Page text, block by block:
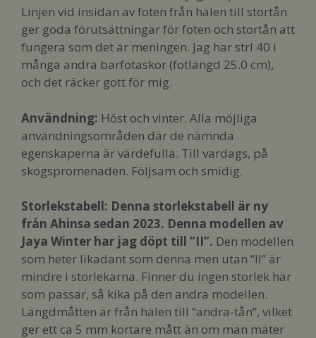
Linjen vid insidan av foten från hälen till stortån
ger goda förutsättningar för foten och stortån att
fungera som det är meningen. Jag har strl 40 i
många andra barfotaskor (fotlängd 25.0 cm),
och det räcker gott för mig.
Användning: Höst och vinter. Alla möjliga
användningsområden där de nämnda
egenskaperna är värdefulla. Till vardags, på
skogspromenaden. Följsam och smidig.
Storlekstabell: Denna storlekstabell är ny
från Ahinsa sedan 2023. Denna modellen av
Jaya Winter har jag döpt till “II”. Den modellen
som heter likadant som denna men utan “II” är
mindre i storlekarna. Finner du ingen storlek här
som passar, så kika på den andra modellen.
Längdmåtten är från hälen till “andra-tån”, vilket
ger ett ca 5 mm kortare mått än om man mäter